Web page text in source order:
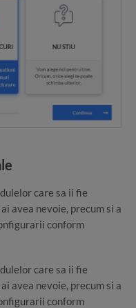
care sa ii fie
avea nevoie, precum si a
conform
care sa ii fie
avea nevoie, precum si a
conform